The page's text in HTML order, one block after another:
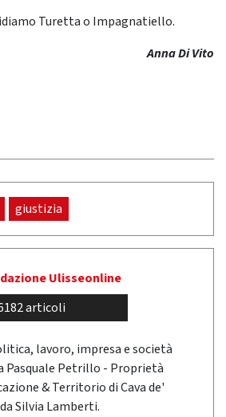
Turetta o Impagnatiello.
Anna Di Vito
giustizia
Ulisseonline
articoli
lavoro, impresa e società
Pasquale Petrillo - Proprietà
& Territorio di Cava de'
Silvia Lamberti.